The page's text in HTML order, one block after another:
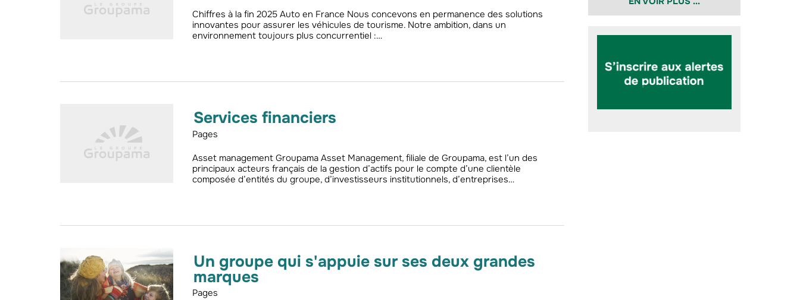
Chiffres à la fin 2025 Auto en France Nous concevons en permanence des solutions
innovantes pour assurer les véhicules de tourisme. Notre ambition, dans un
environnement toujours plus concurrentiel :…
Services financiers
Pages
Asset management Groupama Asset Management, filiale de Groupama, est l’un des
principaux acteurs français de la gestion d’actifs pour le compte d’une clientèle
composée d’entités du groupe, d’investisseurs institutionnels, d’entreprises…
Un groupe qui s'appuie sur ses deux grandes
marques
Pages